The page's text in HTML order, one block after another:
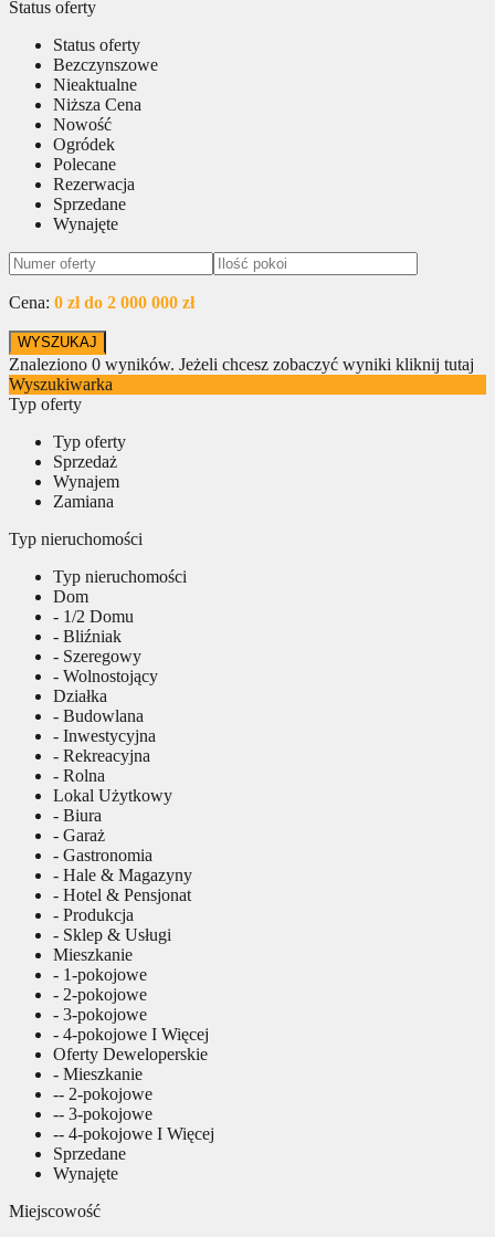
Status oferty
Status oferty
Bezczynszowe
Nieaktualne
Niższa Cena
Nowość
Ogródek
Polecane
Rezerwacja
Sprzedane
Wynajęte
Cena: 0 zł do 2 000 000 zł
Znaleziono 0 wyników. Jeżeli chcesz zobaczyć wyniki kliknij tutaj
Wyszukiwarka
Typ oferty
Typ oferty
Sprzedaż
Wynajem
Zamiana
Typ nieruchomości
Typ nieruchomości
Dom
- 1/2 Domu
- Bliźniak
- Szeregowy
- Wolnostojący
Działka
- Budowlana
- Inwestycyjna
- Rekreacyjna
- Rolna
Lokal Użytkowy
- Biura
- Garaż
- Gastronomia
- Hale & Magazyny
- Hotel & Pensjonat
- Produkcja
- Sklep & Usługi
Mieszkanie
- 1-pokojowe
- 2-pokojowe
- 3-pokojowe
- 4-pokojowe I Więcej
Oferty Deweloperskie
- Mieszkanie
-- 2-pokojowe
-- 3-pokojowe
-- 4-pokojowe I Więcej
Sprzedane
Wynajęte
Miejscowość